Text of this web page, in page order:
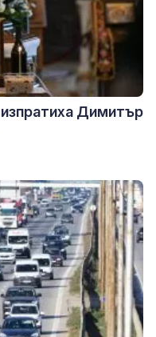
изпратиха Димитър